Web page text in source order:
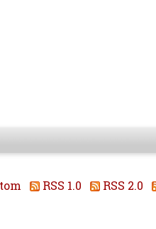
RSS 1.0 RSS 2.0